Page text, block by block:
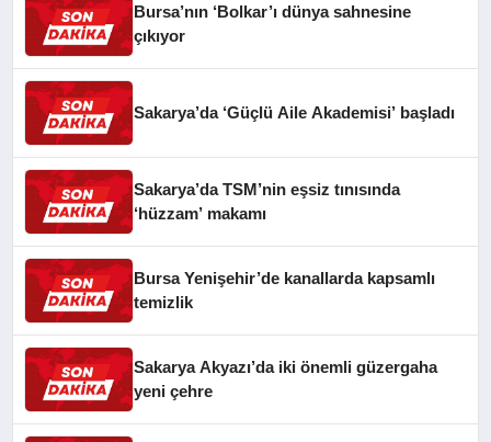
Bursa’nın ‘Bolkar’ı dünya sahnesine
çıkıyor
Sakarya’da ‘Güçlü Aile Akademisi’ başladı
Sakarya’da TSM’nin eşsiz tınısında
‘hüzzam’ makamı
Bursa Yenişehir’de kanallarda kapsamlı
temizlik
Sakarya Akyazı’da iki önemli güzergaha
yeni çehre